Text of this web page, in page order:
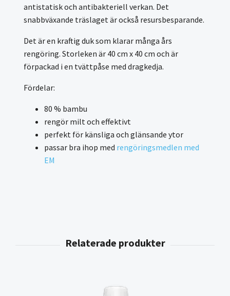
antistatisk och antibakteriell verkan. Det
snabbväxande träslaget är också resursbesparande.
Det är en kraftig duk som klarar många års
rengöring. Storleken är 40 cm x 40 cm och är
förpackad i en tvättpåse med dragkedja.
Fördelar:
80 % bambu
rengör milt och effektivt
perfekt för känsliga och glänsande ytor
passar bra ihop med rengöringsmedlen med
EM